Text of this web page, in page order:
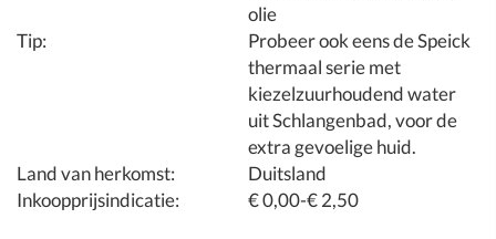
olie
Tip:
Probeer ook eens de Speick
thermaal serie met
kiezelzuurhoudend water
uit Schlangenbad, voor de
extra gevoelige huid.
Land van herkomst:
Duitsland
Inkoopprijsindicatie:
€ 0,00-€ 2,50